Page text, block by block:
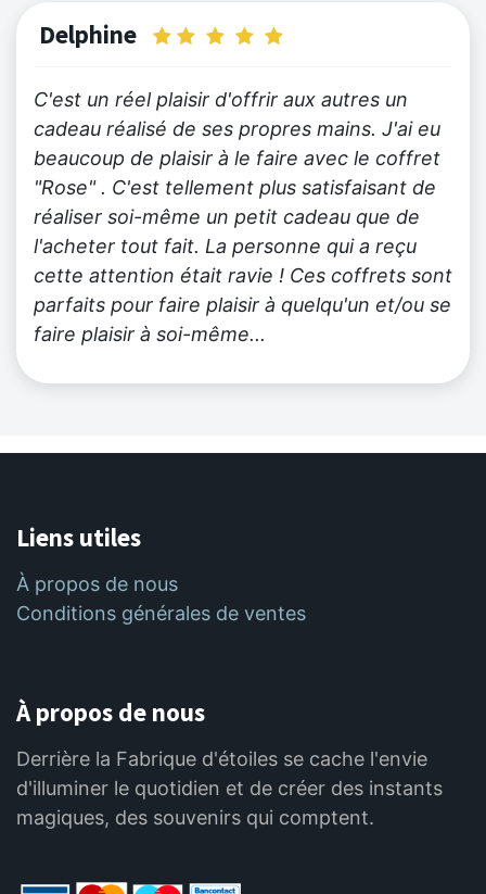
Delphine
C'est un réel plaisir d'offrir aux autres un
cadeau réalisé de ses propres mains. J'ai eu
beaucoup de plaisir à le faire avec le coffret
"Rose" . C'est tellement plus satisfaisant de
réaliser soi-même un petit cadeau que de
l'acheter tout fait. La personne qui a reçu
cette attention était ravie ! Ces coffrets sont
parfaits pour faire plaisir à quelqu'un et/ou se
faire plaisir à soi-même...
Liens utiles
À propos de nous
Conditions générales de ventes
À propos de nous
Derrière la Fabrique d'étoiles se cache l'envie
d'illuminer le quotidien et de créer des instants
magiques, des souvenirs qui comptent.